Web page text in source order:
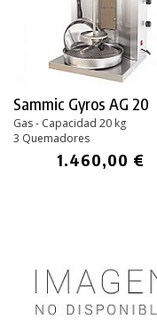
Sammic Gyros AG 20
Gas - Capacidad 20 kg
3 Quemadores
1.460,00 €